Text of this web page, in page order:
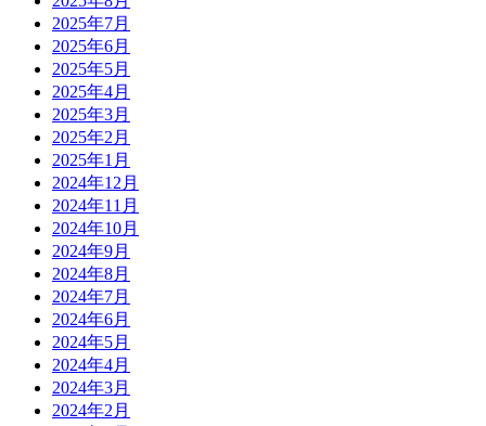
2025年7月
2025年6月
2025年5月
2025年4月
2025年3月
2025年2月
2025年1月
2024年12月
2024年11月
2024年10月
2024年9月
2024年8月
2024年7月
2024年6月
2024年5月
2024年4月
2024年3月
2024年2月